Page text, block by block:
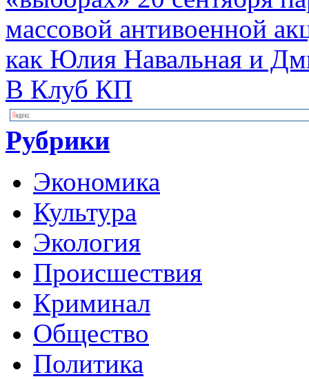
массовой антивоенной
как Юлия Навальная и
В Клуб КП
Рубрики
Экономика
Культура
Экология
Происшествия
Криминал
Общество
Политика